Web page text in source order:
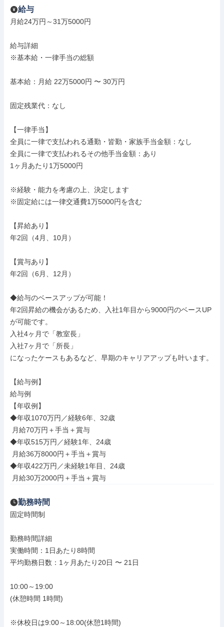
給与
月給24万円～31万5000円
給与詳細
※基本給・一律手当の総額
基本給：月給 22万5000円 〜 30万円
固定残業代：なし
【一律手当】
全員に一律で支払われる通勤・皆勤・家族手当金額：なし
全員に一律で支払われるその他手当金額：あり
1ヶ月あたり1万5000円
※経験・能力を考慮の上、決定します
※固定給には一律交通費1万5000円を含む
【昇給あり】
年2回（4月、10月）
【賞与あり】
年2回（6月、12月）
◆給与のベースアップが可能！
年2回昇給の機会があるため、入社1年目から9000円のベースUP
が可能です。
入社4ヶ月で「教室長」
入社7ヶ月で「所長」
になったケースもあるなど、早期のキャリアアップも叶います。
【給与例】
給与例
【年収例】
◆年収1070万円／経験6年、32歳
◆年収515万円／経験1年、24歳
◆年収422万円／未経験1年目、24歳
月給30万2000円＋手当＋賞与
勤務時間
固定時間制
勤務時間詳細
実働時間：1日あたり8時間
平均勤務日数：1ヶ月あたり20日 〜 21日
10:00～19:00
(休憩時間 1時間)
※休校日は9:00～18:00(休憩1時間)